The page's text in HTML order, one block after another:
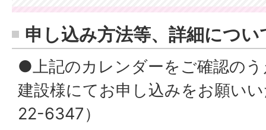
申し込み方法等、詳細につい
●上記のカレンダーをご確認の
建設様にてお申し込みをお願い
22-6347）